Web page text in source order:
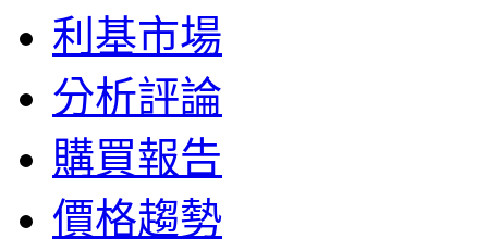
利基市場
分析評論
購買報告
價格趨勢